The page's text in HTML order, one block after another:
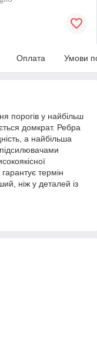
Оплата Умови
порогів у найбільш
домкрат. Ребра
а найбільша
термін
ніж у деталей із